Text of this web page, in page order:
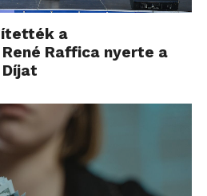
a
Raffica nyerte a
Díjat